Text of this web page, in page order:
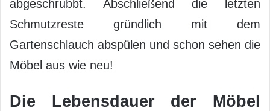
abgeschrubbt. Abschließend die letzten
Schmutzreste gründlich mit dem
Gartenschlauch abspülen und schon sehen die
Möbel aus wie neu!
Die Lebensdauer der Möbel